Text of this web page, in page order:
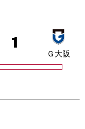
1
Ｇ大阪